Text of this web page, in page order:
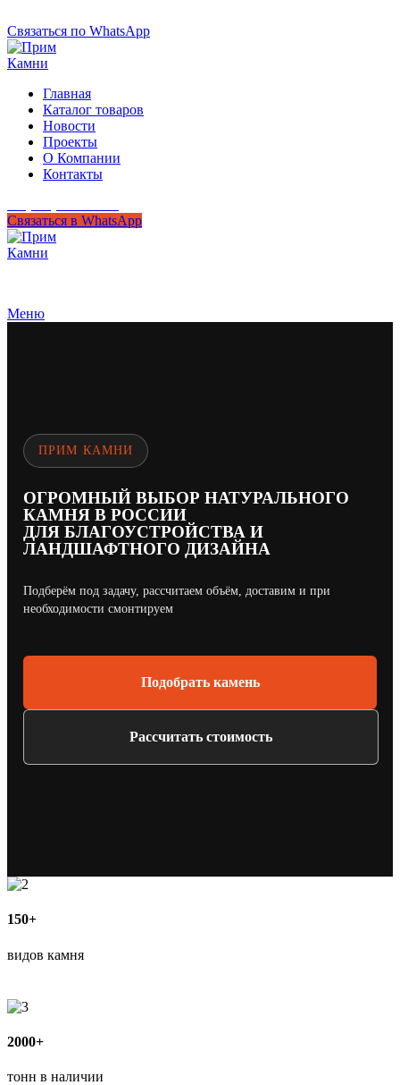
Связаться по WhatsApp
Главная
Каталог товаров
Новости
Проекты
О Компании
Контакты
Связаться в WhatsApp
Меню
ПРИМ КАМНИ
ОГРОМНЫЙ ВЫБОР НАТУРАЛЬНОГО
КАМНЯ В РОССИИ
ДЛЯ БЛАГОУСТРОЙСТВА И
ЛАНДШАФТНОГО ДИЗАЙНА
Подберём под задачу, рассчитаем объём, доставим и при
необходимости смонтируем
Подобрать камень
Рассчитать стоимость
150+
видов камня
2000+
тонн в наличии